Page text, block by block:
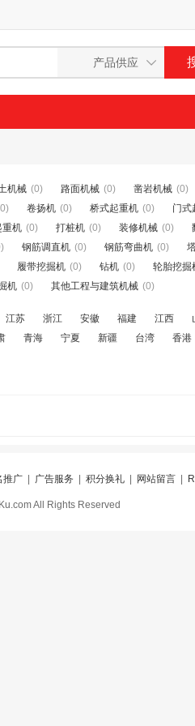
机械 (0) 路面机械 (0) 凿岩机械 (0)
卷扬机 (0) 桥式起重机 (0) 门式
重机 (0) 打桩机 (0) 装修机械 (0)
钢筋调直机 (0) 钢筋弯曲机 (0)
履带挖掘机 (0) 钻机 (0) 轮胎挖掘
机 (0) 其他工程与建筑机械 (0)
江苏 浙江 安徽 福建 江西
青海 宁夏 新疆 台湾 香港
推广| 广告服务 积分换礼| 网站留言|
All Rights Reserved